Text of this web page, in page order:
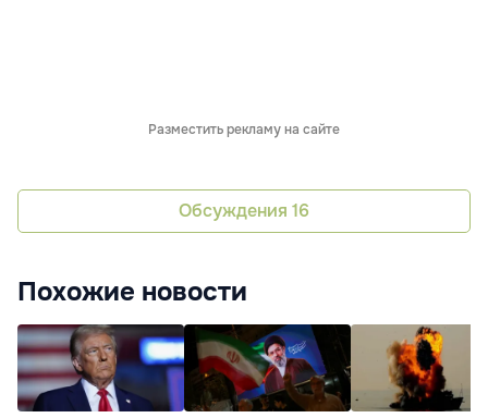
Разместить рекламу на сайте
Обсуждения 16
Похожие новости